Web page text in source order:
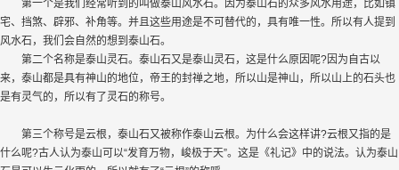
第一个是我们经常听到的叫做泰山风水石。因为泰山石的众多风水用途，比如镇
宅、挡煞、辟邪、补角等。并且这些用途是不可替代的，具有唯一性。所以有人提到
风水石，我们会自然的想到泰山石。
第二个名称是泰山灵石。泰山石又是泰山灵石，这是什么原因呢?因为自古以
来，泰山都是具有神山的地位，帝王的封禅之地，所以山是神山，所以山上的石头也
是有灵气的，所以有了灵石的称号。
第三个称号是云根，泰山石又被称作泰山云根。为什么会这样讲?云根又指的是
什么呢?古人认为泰山可以“发育万物，峻极于天”。这是《礼记》中的说法。认为泰山